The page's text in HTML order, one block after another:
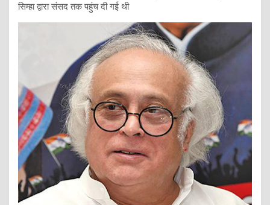
सिम्हा द्वारा संसद तक पहुंच दी गई थी